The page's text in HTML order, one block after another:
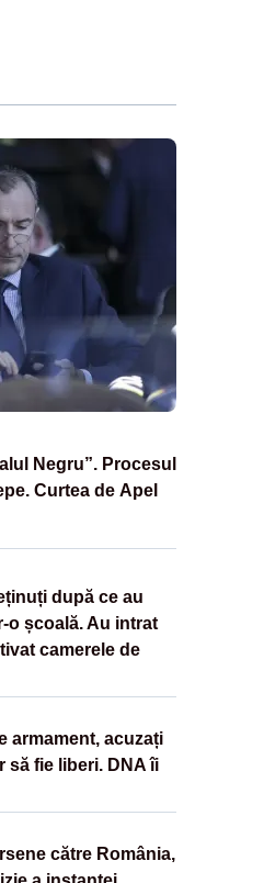
Negru”. Procesul
Curtea de Apel
după ce au
o școală. Au intrat
camerele de
armament, acuzați
să fie liberi. DNA îi
către România,